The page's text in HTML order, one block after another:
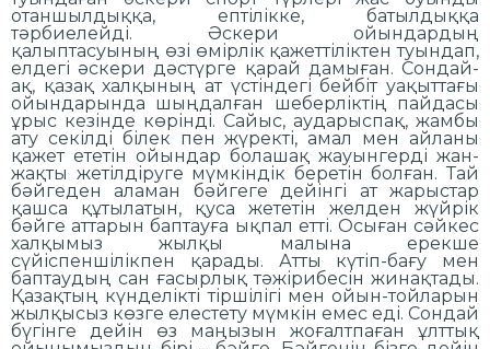
отаншылдыққа, ептілікке, батылдыққа
тәрбиелейді. Әскери ойындардың
қалыптасуының өзі өмірлік қажеттіліктен туындап,
елдегі әскери дәстүрге қарай дамыған. Сондай-
ақ, қазақ халқының ат үстіндегі бейбіт уақыттағы
ойындарында шыңдалған шеберліктің пайдасы
ұрыс кезінде көрінді. Сайыс, аударыспақ, жамбы
ату секілді білек пен жүректі, амал мен айланы
қажет ететін ойындар болашақ жауынгерді жан-
жақты жетілдіруге мүмкіндік беретін болған. Тай
бәйгеден аламан бәйгеге дейінгі ат жарыстар
қашса құтылатын, қуса жететін желден жүйрік
бәйге аттарын баптауға ықпал етті. Осыған сәйкес
халқымыз жылқы малына ерекше
сүйіспеншілікпен қарады. Атты күтіп-бағу мен
баптаудың сан ғасырлық тәжірибесін жинақтады.
Қазақтың күнделікті тіршілігі мен ойын-тойларын
жылқысыз көзге елестету мүмкін емес еді. Сондай
бүгінге дейін өз маңызын жоғалтпаған ұлттық